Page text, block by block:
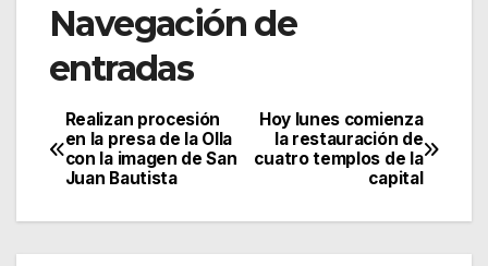
Navegación de
entradas
Hoy lunes comienza
la restauración de
cuatro templos de la
capital
Realizan procesión
en la presa de la Olla
con la imagen de San
Juan Bautista